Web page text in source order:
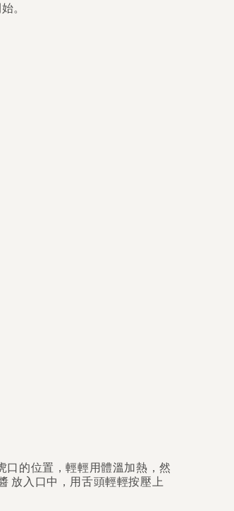
。
口的位置，輕輕用體溫加熱，然
放入口中，用舌頭輕輕按壓上